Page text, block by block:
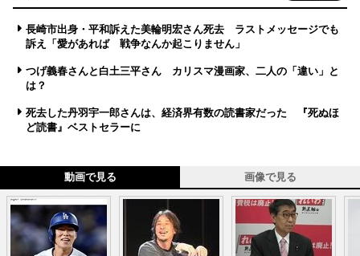
長崎市出身・平和訴えた美輪明宏さん死去 ラストメッセージでも
訴え「愛があれば 戦争なんか起こりません」
つげ義春さんと白土三平さん カリスマ漫画家、二人の「違い」と
は？
死去した丹羽宇一郎さんは、経済界有数の読書家だった 『死ぬほ
ど読書』ベストセラーに
動画で見る 画像で見る